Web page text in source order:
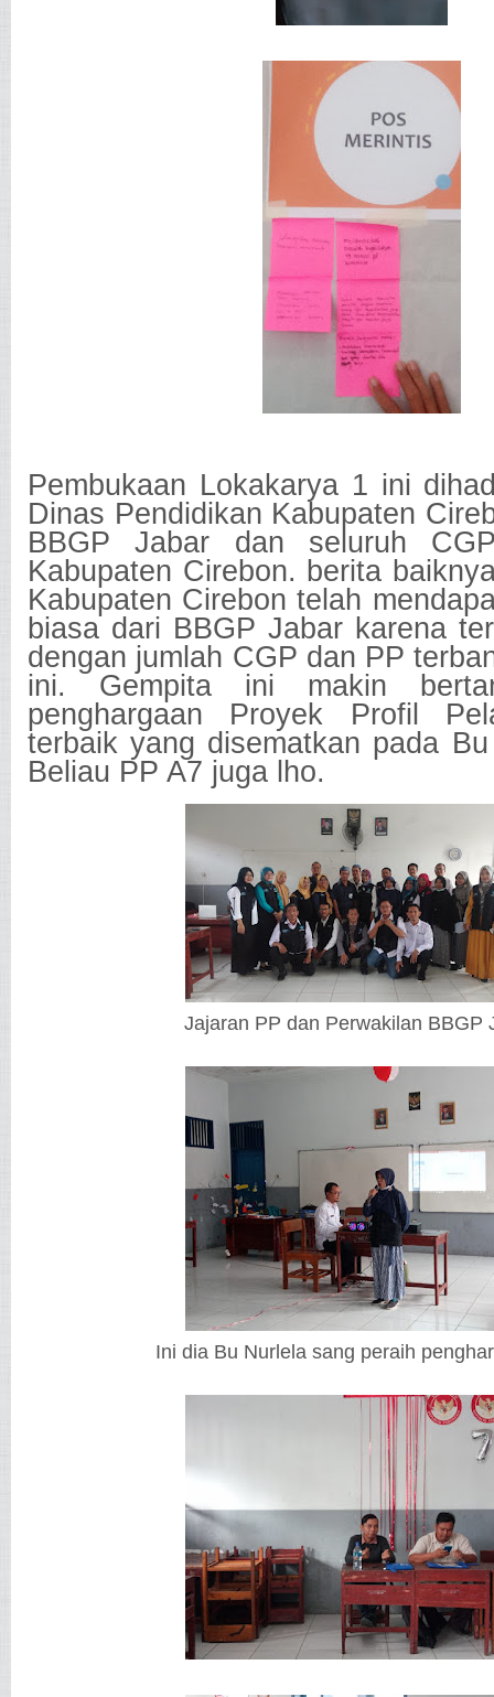
Pembukaan Lokakarya 1 ini
Dinas Pendidikan Kabupaten
BBGP Jabar dan seluruh
Kabupaten Cirebon. berita
Kabupaten Cirebon telah
biasa dari BBGP Jabar karena
dengan jumlah CGP dan PP
ini. Gempita ini makin
penghargaan Proyek Profil
terbaik yang disematkan pada
Beliau PP A7 juga lho.
Jajaran PP dan Perwakilan BBGP
Ini dia Bu Nurlela sang peraih